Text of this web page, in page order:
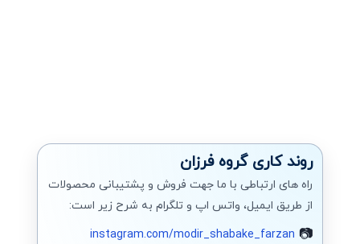
روند کاری گروه فرزان
راه های ارتباطی با ما جهت فروش و پشتیبانی محصولات
از طریق ایمیل، واتس اپ و تلگرام به شرح زیر است:
instagram.com/modir_shabake_farzan